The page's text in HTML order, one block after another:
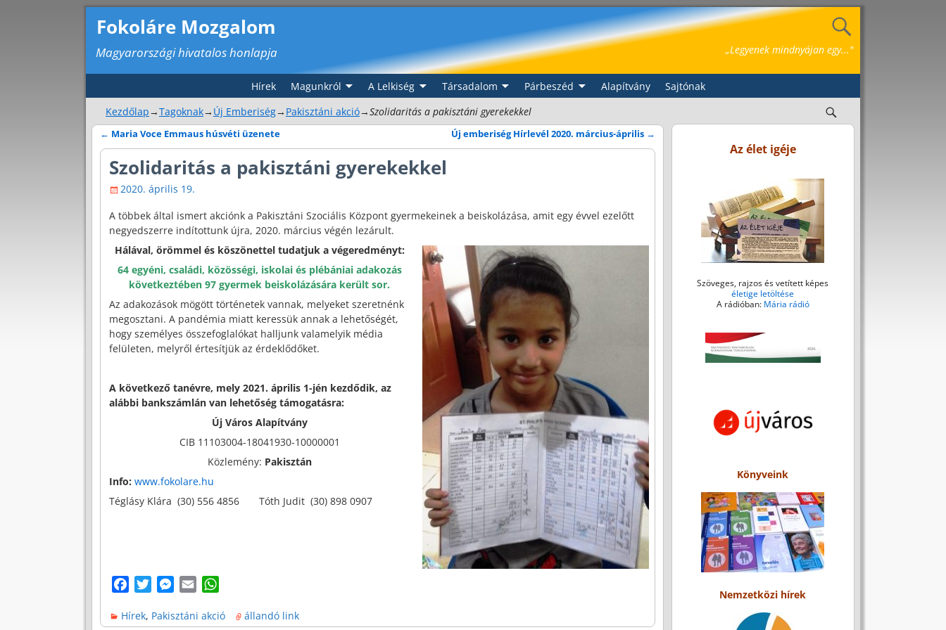
Fokoláre Mozgalom
Magyarországi hivatalos honlapja „Legyenek mindnyájan egy..."
Hírek Magunkról A Lelkiség Társadalom Párbeszéd Alapítvány
Sajtónak
Kezdőlap→Tagoknak→ Új Emberiség→ Pakisztáni akció→Szolidaritás a pakisztáni gyerekekkel
Bejegyzés navigáció
← Maria Voce Emmaus húsvéti üzenete Új emberiség Hírlevél 2020. március-április →
Szolidaritás a pakisztáni gyerekekkel
2020. április 19.
A többek által ismert akciónk a Pakisztáni Szociális Központ gyermekeinek a beiskolázása, amit egy évvel ezelőtt
negyedszerre indítottunk újra, 2020. március végén lezárult.
Hálával, örömmel és köszönettel tudatjuk a végeredményt:
64 egyéni, családi, közösségi, iskolai és plébániai adakozás
következtében 97 gyermek beiskolázására került sor.
Az adakozások mögött történetek vannak, melyeket szeretnénk
megosztani. A pandémia miatt keressük annak a lehetőségét,
hogy személyes összefoglalókat halljunk valamelyik média
felületen, melyről értesítjük az érdeklődőket.
A következő tanévre, mely 2021. április 1-jén kezdődik, az
alábbi bankszámlán van lehetőség támogatásra:
Új Város Alapítvány
CIB 11103004-18041930-10000001
Közlemény: Pakisztán
Info: www.fokolare.hu
Téglásy Klára (30) 556 4856 Tóth Judit (30) 898 0907
c
i
M
s
a
a
Hírek, Pakisztáni akció állandó link
Az élet igéje
Szöveges, rajzos és vetített képes
életige letöltése
A rádióban: Mária rádió
Könyveink
Nemzetközi hírek